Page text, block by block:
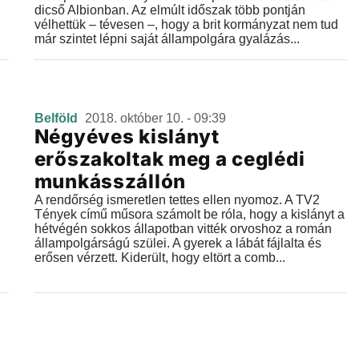
dicső Albionban. Az elmúlt időszak több pontján
vélhettük – tévesen –, hogy a brit kormányzat nem tud
már szintet lépni saját állampolgára gyalázás...
Belföld 2018. október 10. - 09:39
Négyéves kislányt
erőszakoltak meg a ceglédi
munkásszállón
A rendőrség ismeretlen tettes ellen nyomoz. A TV2
Tények című műsora számolt be róla, hogy a kislányt a
hétvégén sokkos állapotban vitték orvoshoz a román
állampolgárságú szülei. A gyerek a lábát fájlalta és
erősen vérzett. Kiderült, hogy eltört a comb...